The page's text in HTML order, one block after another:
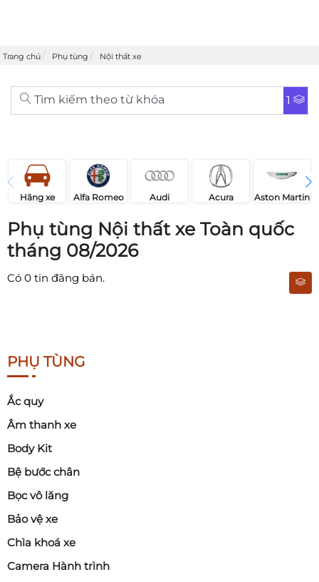
Trang chủ Phụ tùng Nội thất xe
Tìm kiếm theo từ khóa 1
Hãng xe Alfa Romeo Audi Acura Aston Martin
Phụ tùng Nội thất xe Toàn quốc
tháng 08/2026
Có 0 tin đăng bán.
PHỤ TÙNG
Ắc quy
Âm thanh xe
Body Kit
Bệ bước chân
Bọc vô lăng
Bảo vệ xe
Chìa khoá xe
Camera Hành trình